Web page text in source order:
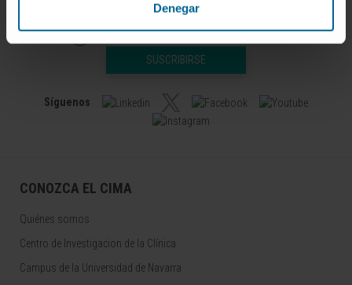
Denegar
Darse de alta en nuestro boletín
SUSCRIBIRSE
Síguenos
CONOZCA EL CIMA
Quiénes somos
Centro de Investigacion de la Clínica
Campus de la Universidad de Navarra